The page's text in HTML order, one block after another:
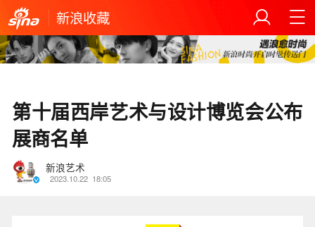
新浪收藏
第十届西岸艺术与设计博览会公布
展商名单
新浪艺术
2023.10.22 18:05